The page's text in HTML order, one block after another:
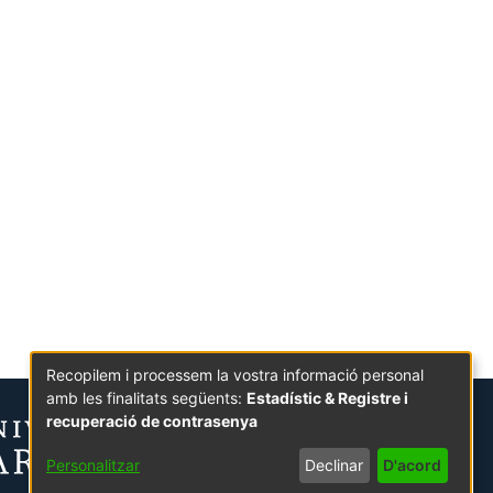
Recopilem i processem la vostra informació personal
amb les finalitats següents: Estadístic & Registre i
recuperació de contrasenya
Personalitzar Declinar D'acord